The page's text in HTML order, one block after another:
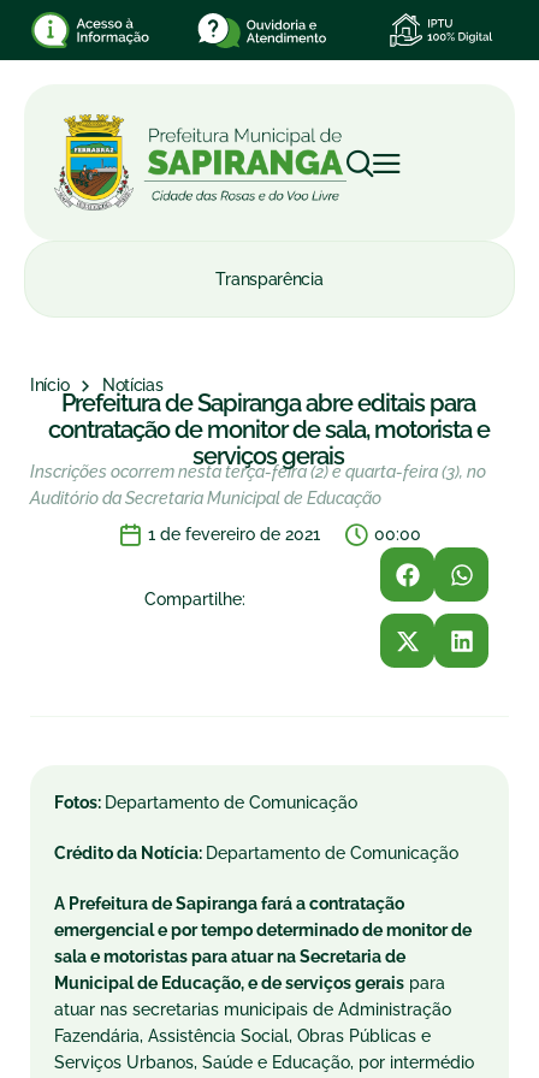
Transparência
Início Notícias
Prefeitura de Sapiranga abre editais para
contratação de monitor de sala, motorista e
serviços gerais
Inscrições ocorrem nesta terça-feira (2) e quarta-feira (3), no
Auditório da Secretaria Municipal de Educação
1 de fevereiro de 2021
00:00
Compartilhe:
Fotos: Departamento de Comunicação
Crédito da Notícia: Departamento de Comunicação
A Prefeitura de Sapiranga fará a contratação
emergencial e por tempo determinado de monitor de
sala e motoristas para atuar na Secretaria de
Municipal de Educação, e de serviços gerais para
atuar nas secretarias municipais de Administração
Fazendária, Assistência Social, Obras Públicas e
Serviços Urbanos, Saúde e Educação, por intermédio